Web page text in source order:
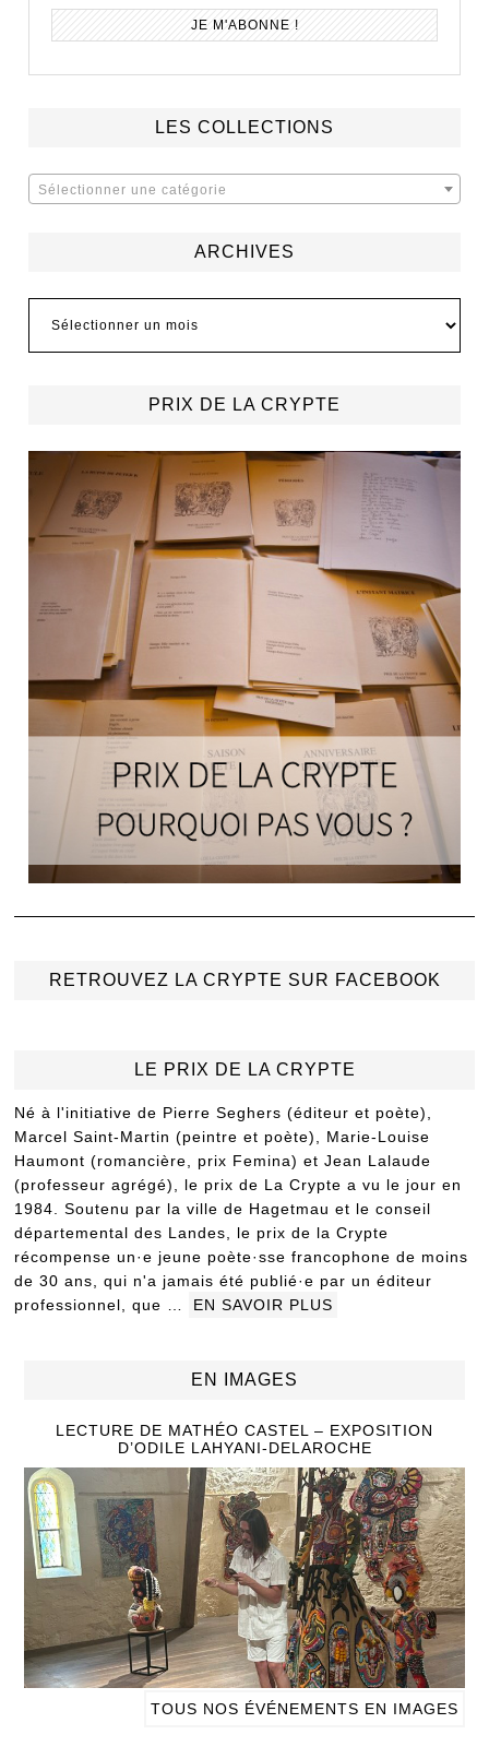
LES COLLECTIONS
Sélectionner une catégorie
ARCHIVES
PRIX DE LA CRYPTE
RETROUVEZ LA CRYPTE SUR FACEBOOK
LE PRIX DE LA CRYPTE
Né à l'initiative de Pierre Seghers (éditeur et poète),
Marcel Saint-Martin (peintre et poète), Marie-Louise
Haumont (romancière, prix Femina) et Jean Lalaude
(professeur agrégé), le prix de La Crypte a vu le jour en
1984. Soutenu par la ville de Hagetmau et le conseil
départemental des Landes, le prix de la Crypte
récompense un·e jeune poète·sse francophone de moins
de 30 ans, qui n'a jamais été publié·e par un éditeur
professionnel, que …
EN SAVOIR PLUS
EN IMAGES
LECTURE DE MATHÉO CASTEL – EXPOSITION
D’ODILE LAHYANI-DELAROCHE
TOUS NOS ÉVÉNEMENTS EN IMAGES